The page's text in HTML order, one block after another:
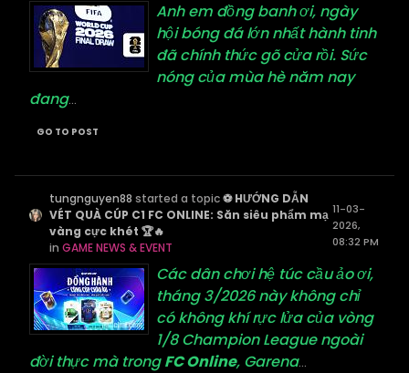
Anh em đồng banh ơi, ngày
hội bóng đá lớn nhất hành tinh
đã chính thức gõ cửa rồi. Sức
nóng của mùa hè năm nay
đang...
GO TO POST
tungnguyen88 started a topic⚽️ HƯỚNG DẪN
VÉT QUÀ CÚP C1 FC ONLINE: Săn siêu phẩm mạ
vàng cực khét 🏆🔥
in GAME NEWS & EVENT
11-03-
2026,
08:32 PM
Các dân chơi hệ túc cầu ảo ơi,
tháng 3/2026 này không chỉ
có không khí rực lửa của vòng
1/8 Champion League ngoài
đời thực mà trongFC Online, Garena...